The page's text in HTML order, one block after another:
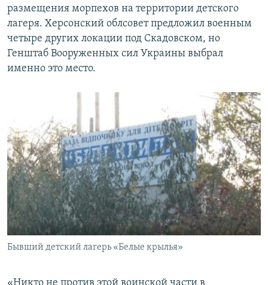
размещения морпехов на территории детского
лагеря. Херсонский облсовет предложил военным
четыре других локации под Скадовском, но
Генштаб Вооруженных сил Украины выбрал
именно это место.
Бывший детский лагерь «Белые крылья»
«Никто не против этой воинской части в